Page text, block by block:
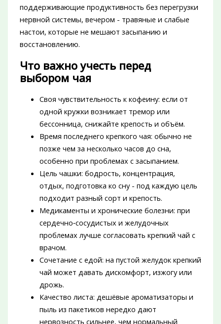
поддерживающие продуктивность без перегрузки
нервной системы, вечером - травяные и слабые
настои, которые не мешают засыпанию и
восстановлению.
Что важно учесть перед
выбором чая
Своя чувствительность к кофеину: если от
одной кружки возникает тремор или
бессонница, снижайте крепость и объём.
Время последнего крепкого чая: обычно не
позже чем за несколько часов до сна,
особенно при проблемах с засыпанием.
Цель чашки: бодрость, концентрация,
отдых, подготовка ко сну - под каждую цель
подходит разный сорт и крепость.
Медикаменты и хронические болезни: при
сердечно‑сосудистых и желудочных
проблемах лучше согласовать крепкий чай с
врачом.
Сочетание с едой: на пустой желудок крепкий
чай может давать дискомфорт, изжогу или
дрожь.
Качество листа: дешёвые ароматизаторы и
пыль из пакетиков нередко дают
нервозность сильнее, чем нормальный